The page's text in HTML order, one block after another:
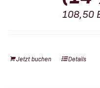
108,50
Jetzt buchen Details